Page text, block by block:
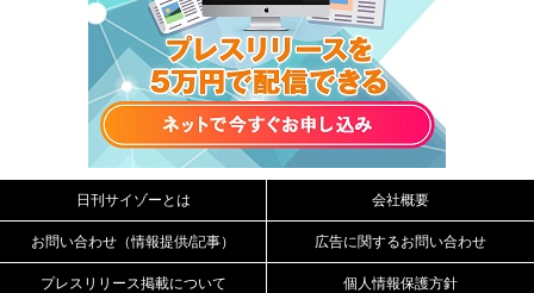
日刊サイゾーとは 会社概要
お問い合わせ（情報提供/記事） 広告に関するお問い合わせ
プレスリリース掲載について 個人情報保護方針